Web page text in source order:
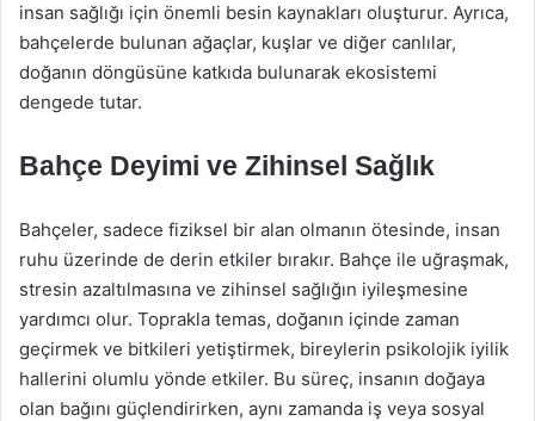
insan sağlığı için önemli besin kaynakları oluşturur. Ayrıca,
bahçelerde bulunan ağaçlar, kuşlar ve diğer canlılar,
doğanın döngüsüne katkıda bulunarak ekosistemi
dengede tutar.
Bahçe Deyimi ve Zihinsel Sağlık
Bahçeler, sadece fiziksel bir alan olmanın ötesinde, insan
ruhu üzerinde de derin etkiler bırakır. Bahçe ile uğraşmak,
stresin azaltılmasına ve zihinsel sağlığın iyileşmesine
yardımcı olur. Toprakla temas, doğanın içinde zaman
geçirmek ve bitkileri yetiştirmek, bireylerin psikolojik iyilik
hallerini olumlu yönde etkiler. Bu süreç, insanın doğaya
olan bağını güçlendirirken, aynı zamanda iş veya sosyal